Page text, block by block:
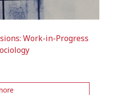
Work-in-Progress